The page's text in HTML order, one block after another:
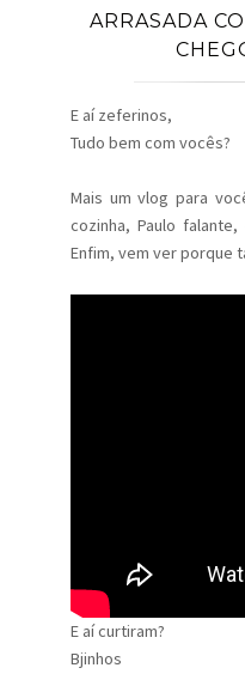
ARRASADA
E aí zeferinos,
Tudo bem com vocês?
Mais um vlog para
cozinha, Paulo
Enfim, vem ver porque
E aí curtiram?
Bjinhos